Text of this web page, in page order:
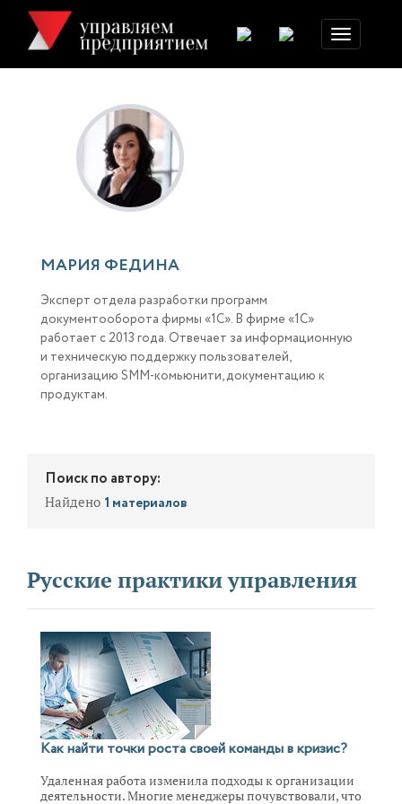
Toggle
navigation
МАРИЯ ФЕДИНА
Эксперт отдела разработки программ
документооборота фирмы «1С». В фирме «1С»
работает с 2013 года. Отвечает за информационную
и техническую поддержку пользователей,
организацию SMM-комьюнити, документацию к
продуктам.
Поиск по автору:
Найдено 1 материалов
Русские практики управления
Как найти точки роста своей команды в кризис?
Удаленная работа изменила подходы к организации
деятельности. Многие менеджеры почувствовали, что